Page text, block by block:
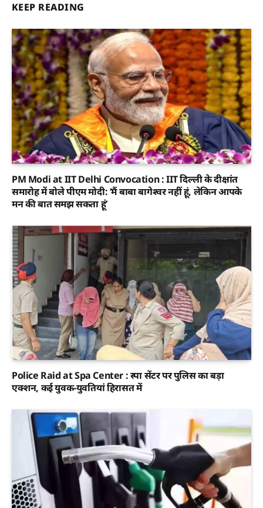
KEEP READING
PM Modi at IIT Delhi Convocation : IIT दिल्ली के दीक्षांत
समारोह में बोले पीएम मोदी: ‘मैं बाबा बागेश्वर नहीं हूं, लेकिन आपके
मन की बात समझ सकता हूं’
Police Raid at Spa Center : स्पा सेंटर पर पुलिस का बड़ा
एक्शन, कई युवक-युवतियां हिरासत में